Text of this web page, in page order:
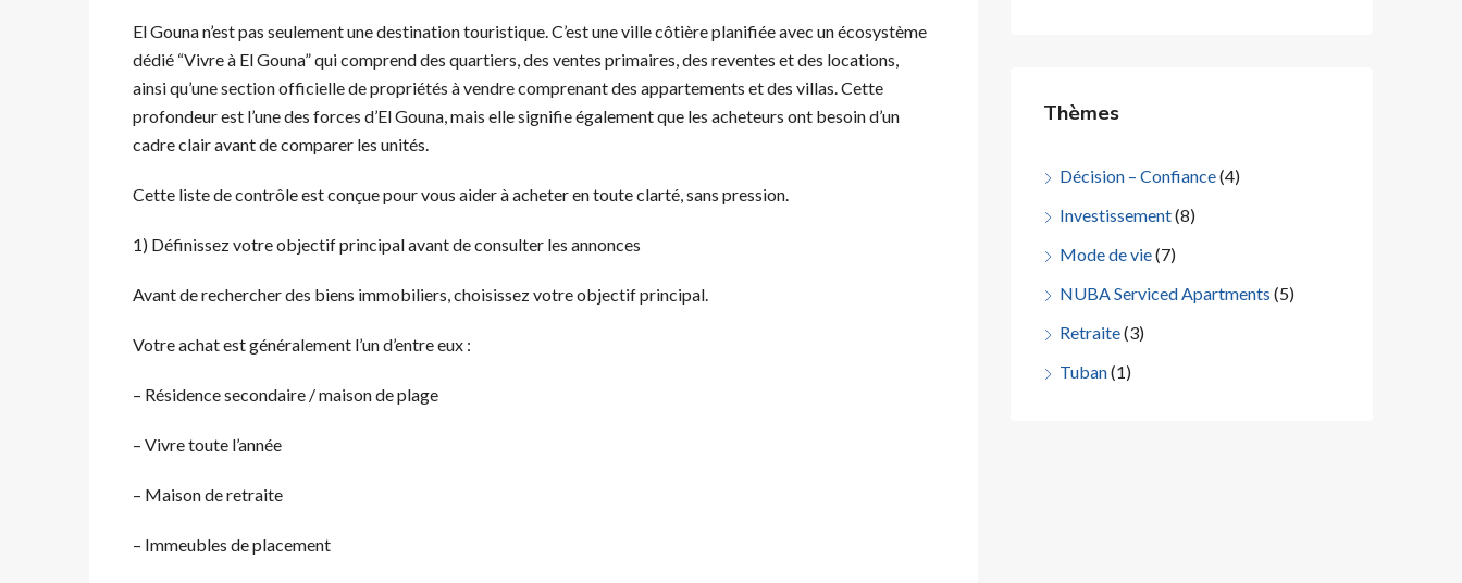
El Gouna n’est pas seulement une destination touristique. C’est une ville côtière planifiée avec un écosystème
dédié “Vivre à El Gouna” qui comprend des quartiers, des ventes primaires, des reventes et des locations,
ainsi qu’une section officielle de propriétés à vendre comprenant des appartements et des villas. Cette
profondeur est l’une des forces d’El Gouna, mais elle signifie également que les acheteurs ont besoin d’un
cadre clair avant de comparer les unités.
Cette liste de contrôle est conçue pour vous aider à acheter en toute clarté, sans pression.
1) Définissez votre objectif principal avant de consulter les annonces
Avant de rechercher des biens immobiliers, choisissez votre objectif principal.
Votre achat est généralement l’un d’entre eux :
– Résidence secondaire / maison de plage
– Vivre toute l’année
– Maison de retraite
– Immeubles de placement
Thèmes
Décision – Confiance(4)
Investissement(8)
Mode de vie(7)
NUBA Serviced Apartments (5)
Retraite(3)
Tuban(1)